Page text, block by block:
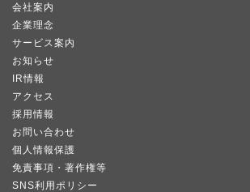
会社案内
企業理念
サービス案内
お知らせ
IR情報
アクセス
採用情報
お問い合わせ
個人情報保護
免責事項・著作権等
SNS利用ポリシー